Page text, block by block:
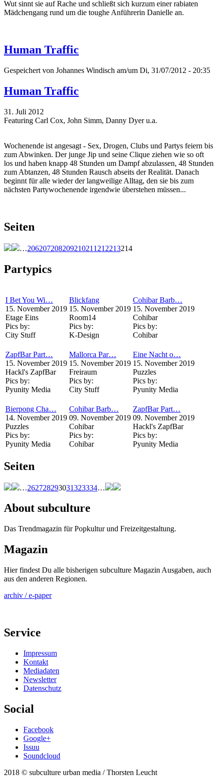
Wut sinnt sie auf Rache und schließt sich kurzum einer rabiaten
Mädchengang rund um die toughe Anführerin Danielle an.
Human Traffic
Gespeichert von Johannes Windisch am/um Di, 31/07/2012 - 20:35
Human Traffic
31. Juli 2012
Featuring Carl Cox, John Simm, Danny Dyer u.a.
Wochenende ist angesagt - Sex, Drogen, Clubs und Partys feiern bis
zum Abwinken. Der junge Jip und seine Clique ziehen wie so oft
los und haben knapp 48 Stunden um Dampf abzulassen, 48 Stunden
zum Abtanzen, 48 Stunden Rausch abseits der Realität. Danach
beginnt für alle wieder der langweilige Alltag, den sie bis zum
nächsten Partywochenende irgendwie überstehen müssen...
Seiten
…206207208209210211 212213214
Partypics
I Bet You Wi…
15. November 2019
Etage Eins
Pics by:
City Stuff
Blickfang
15. November 2019
Room14
Pics by:
K-Design
Cohibar Barb…
15. November 2019
Cohibar
Pics by:
Cohibar
ZapfBar Part…
15. November 2019
Hackl's ZapfBar
Pics by:
Pyunity Media
Mallorca Par…
15. November 2019
Freiraum
Pics by:
City Stuff
Eine Nacht o…
15. November 2019
Puzzles
Pics by:
Pyunity Media
Bierpong Cha…
14. November 2019
Puzzles
Pics by:
Pyunity Media
Cohibar Barb…
09. November 2019
Cohibar
Pics by:
Cohibar
ZapfBar Part…
09. November 2019
Hackl's ZapfBar
Pics by:
Pyunity Media
Seiten
…262728293031323334…
About subculture
Das Trendmagazin für Popkultur und Freizeitgestaltung.
Magazin
Hier findest Du alle bisherigen subculture Magazin Ausgaben, auch
aus den anderen Regionen.
archiv / e-paper
Service
Impressum
Kontakt
Mediadaten
Newsletter
Datenschutz
Social
Facebook
Google+
Issuu
Soundcloud
2018 © subculture urban media / Thorsten Leucht